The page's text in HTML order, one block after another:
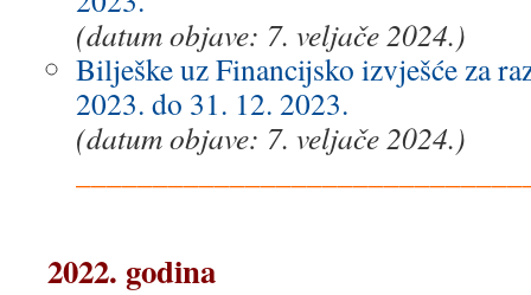
(datum objave: 7. veljače 2024.)
Bilješke uz Financijsko izvješće za
2023. do 31. 12. 2023.
(datum objave: 7. veljače 2024.)
2022. godina